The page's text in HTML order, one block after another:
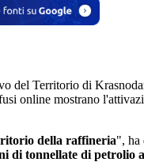
del Territorio di
online mostrano
della raffineria", ha
di tonnellate di petrolio